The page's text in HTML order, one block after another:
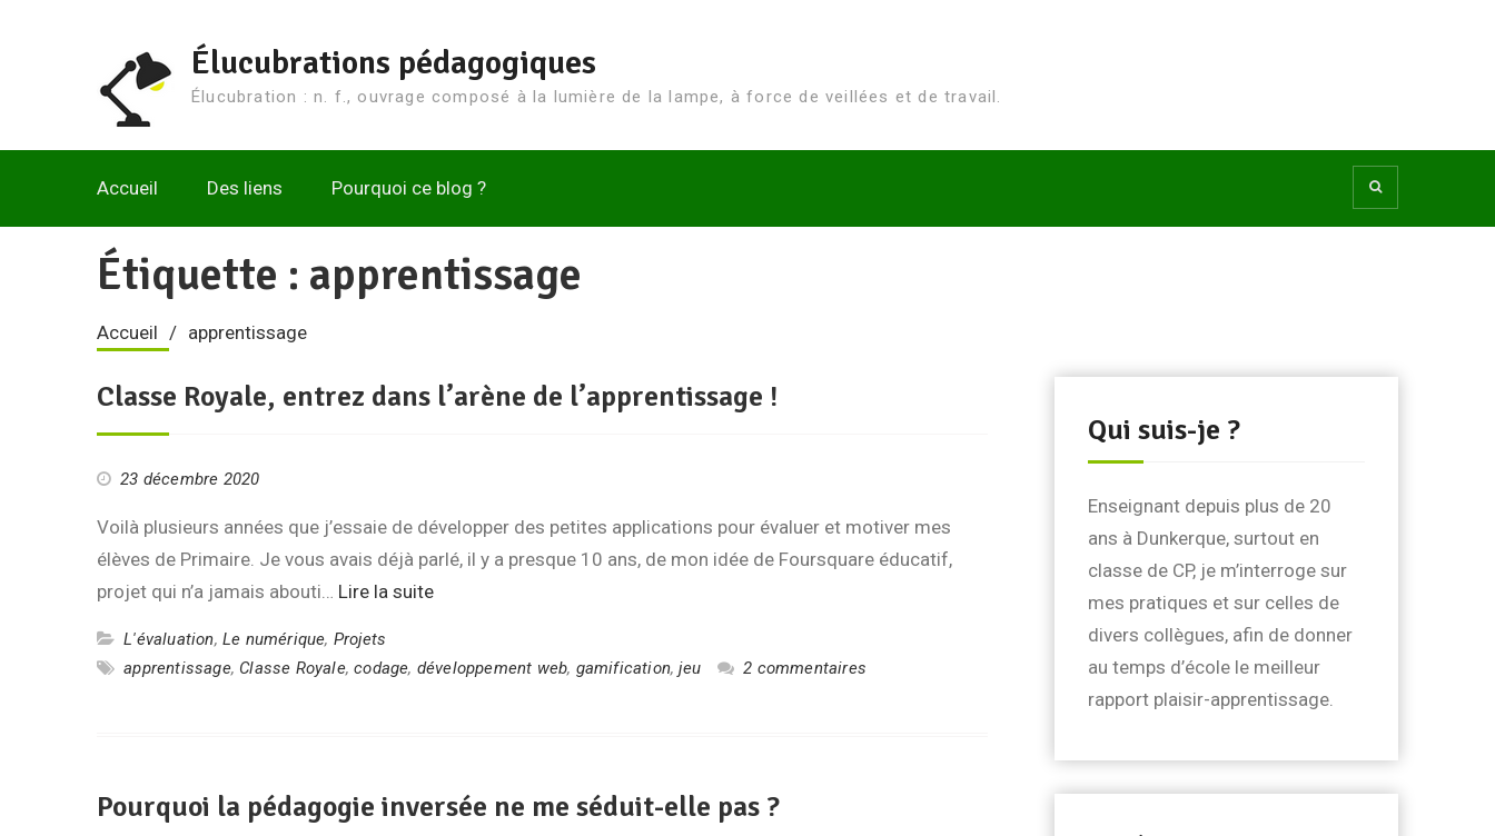
Élucubrations pédagogiques
Élucubration : n. f., ouvrage composé à la lumière de la lampe, à force de veillées et de travail.
Accueil Des liens Pourquoi ce blog ?
Étiquette : apprentissage
Accueil apprentissage
Classe Royale, entrez dans l’arène de l’apprentissage !
23 décembre 2020
Voilà plusieurs années que j’essaie de développer des petites applications pour évaluer et motiver mes
élèves de Primaire. Je vous avais déjà parlé, il y a presque 10 ans, de mon idée de Foursquare éducatif,
projet qui n’a jamais abouti… Lire la suite
L'évaluation,Le numérique, Projets
apprentissage, Classe Royale,codage, développement web, gamification,jeu 2 commentaires
Pourquoi la pédagogie inversée ne me séduit-elle pas ?
Qui suis-je ?
Enseignant depuis plus de 20
ans à Dunkerque, surtout en
classe de CP, je m’interroge sur
mes pratiques et sur celles de
divers collègues, afin de donner
au temps d’école le meilleur
rapport plaisir-apprentissage.